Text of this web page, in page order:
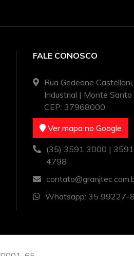
FALE CONOSCO
Rua Gedeone
Industrial | Monte Santo
CEP: 37968000
Ver mapa no Google
(35) 3591 3000 |
4798
Whatsapp: 35 99227-